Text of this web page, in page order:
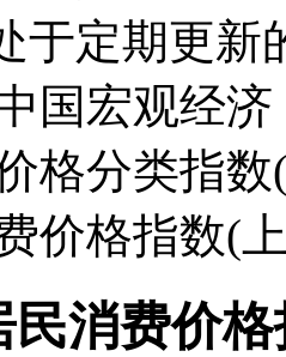
于定期更
国宏观经
格分类指
价格指数(
消费价